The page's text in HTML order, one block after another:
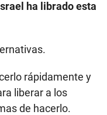
ha librado esta
rápidamente y
liberar a los
de hacerlo.